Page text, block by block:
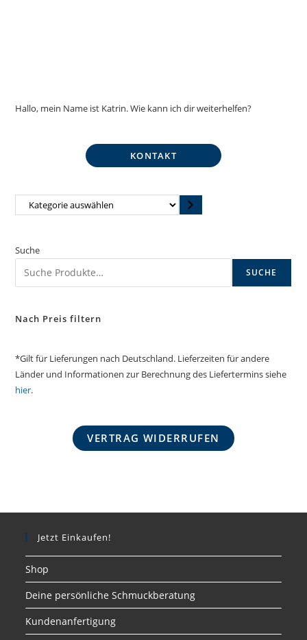
Hallo, mein Name ist Katrin. Wie kann ich dir weiterhelfen?
KONTAKT
Kategorie
Suche
SUCHE
Nach Preis filtern
*Gilt für Lieferungen nach Deutschland. Lieferzeiten für andere
Länder und Informationen zur Berechnung des Liefertermins siehe
hier.
VERTRAG WIDERRUFEN
Jetzt Einkaufen!
Shop
Deine persönliche Schmuckberatung
Kundenanfertigung